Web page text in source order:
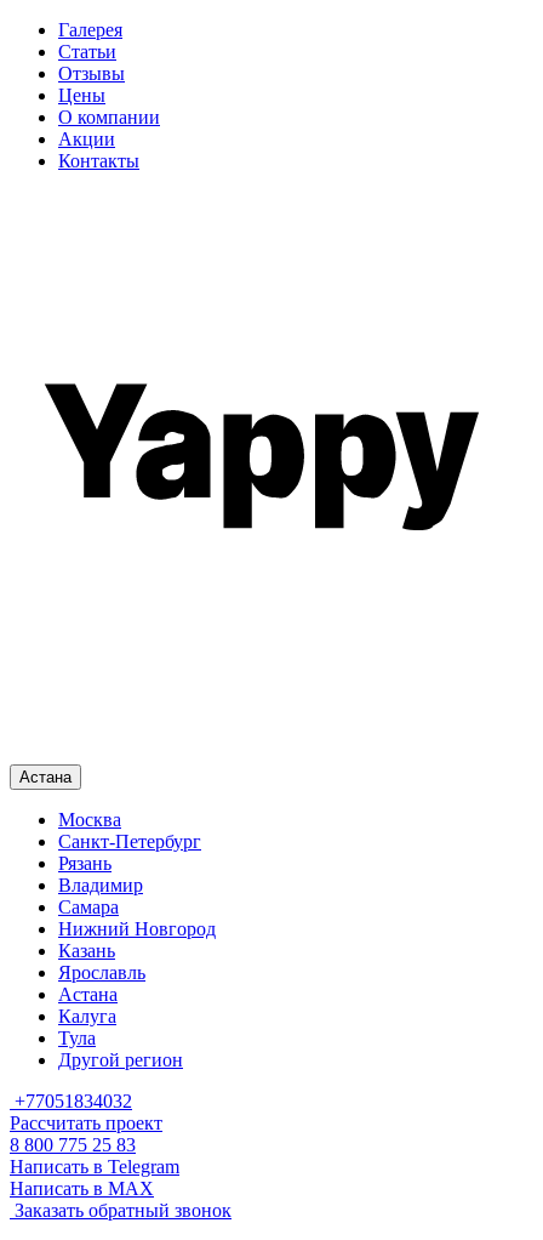
Галерея
Статьи
Отзывы
Цены
О компании
Акции
Контакты
Астана
Москва
Санкт-Петербург
Рязань
Владимир
Самара
Нижний Новгород
Казань
Ярославль
Астана
Калуга
Тула
Другой регион
+77051834032
Рассчитать проект
8 800 775 25 83
Написать в Telegram
Написать в MAX
Заказать обратный звонок